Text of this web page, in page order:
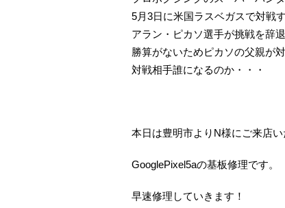
5月3日に米国ラスベガスで対戦
アラン・ピカソ選手が挑戦を辞
勝算がないためピカソの父親が
対戦相手誰になるのか・・・
本日は豊明市よりN様にご来店い
GooglePixel5aの基板修理です。
早速修理していきます！